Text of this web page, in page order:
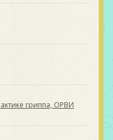
гриппа, ОРВИ